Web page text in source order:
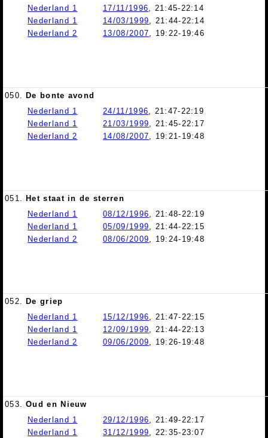
Nederland 1
17/11/1996, 21:45-22:14
Nederland 1
14/03/1999, 21:44-22:14
Nederland 2
13/08/2007, 19:22-19:46
050. De bonte avond
Nederland 1
24/11/1996, 21:47-22:19
Nederland 1
21/03/1999, 21:45-22:17
Nederland 2
14/08/2007, 19:21-19:48
051. Het staat in de sterren
Nederland 1
08/12/1996, 21:48-22:19
Nederland 1
05/09/1999, 21:44-22:15
Nederland 2
08/06/2009, 19:24-19:48
052. De griep
Nederland 1
15/12/1996, 21:47-22:15
Nederland 1
12/09/1999, 21:44-22:13
Nederland 2
09/06/2009, 19:26-19:48
053. Oud en Nieuw
Nederland 1
29/12/1996, 21:49-22:17
Nederland 1
31/12/1999, 22:35-23:07